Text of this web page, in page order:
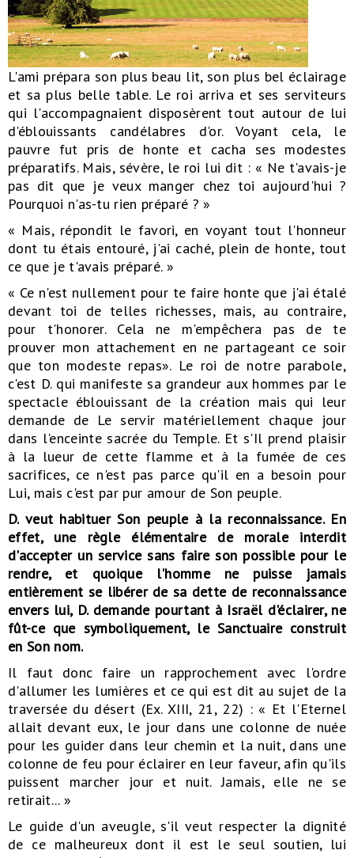
L'ami prépara son plus beau lit, son plus bel éclairage
et sa plus belle table. Le roi arriva et ses serviteurs
qui l'accompagnaient disposèrent tout autour de lui
d'éblouissants candélabres d'or. Voyant cela, le
pauvre fut pris de honte et cacha ses modestes
préparatifs. Mais, sévère, le roi lui dit : « Ne t'avais-je
pas dit que je veux manger chez toi aujourd'hui ?
Pourquoi n'as-tu rien préparé ? »
« Mais, répondit le favori, en voyant tout l'honneur
dont tu étais entouré, j'ai caché, plein de honte, tout
ce que je t'avais préparé. »
« Ce n'est nullement pour te faire honte que j'ai étalé
devant toi de telles richesses, mais, au contraire,
pour t'honorer. Cela ne m'empêchera pas de te
prouver mon attachement en ne partageant ce soir
que ton modeste repas». Le roi de notre parabole,
c'est D. qui manifeste sa grandeur aux hommes par le
spectacle éblouissant de la création mais qui leur
demande de Le servir matériellement chaque jour
dans l'enceinte sacrée du Temple. Et s'Il prend plaisir
à la lueur de cette flamme et à la fumée de ces
sacrifices, ce n'est pas parce qu'il en a besoin pour
Lui, mais c'est par pur amour de Son peuple.
D. veut habituer Son peuple à la reconnaissance. En
effet, une règle élémentaire de morale interdit
d'accepter un service sans faire son possible pour le
rendre, et quoique l'homme ne puisse jamais
entièrement se libérer de sa dette de reconnaissance
envers lui, D. demande pourtant à Israël d'éclairer, ne
fût-ce que symboliquement, le Sanctuaire construit
en Son nom.
Il faut donc faire un rapprochement avec l'ordre
d'allumer les lumières et ce qui est dit au sujet de la
traversée du désert (Ex. XIII, 21, 22) : « Et l'Eternel
allait devant eux, le jour dans une colonne de nuée
pour les guider dans leur chemin et la nuit, dans une
colonne de feu pour éclairer en leur faveur, afin qu'ils
puissent marcher jour et nuit. Jamais, elle ne se
retirait... »
Le guide d'un aveugle, s'il veut respecter la dignité
de ce malheureux dont il est le seul soutien, lui